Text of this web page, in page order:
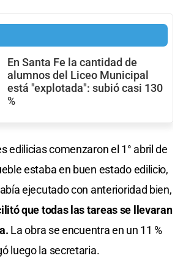
En Santa Fe la cantidad de
alumnos del Liceo Municipal
está "explotada": subió casi 130
%
edilicias comenzaron el 1° abril de
estaba en buen estado edilicio,
ejecutado con anterioridad bien,
que todas las tareas se llevaran
La obra se encuentra en un 11 %
luego la secretaria.